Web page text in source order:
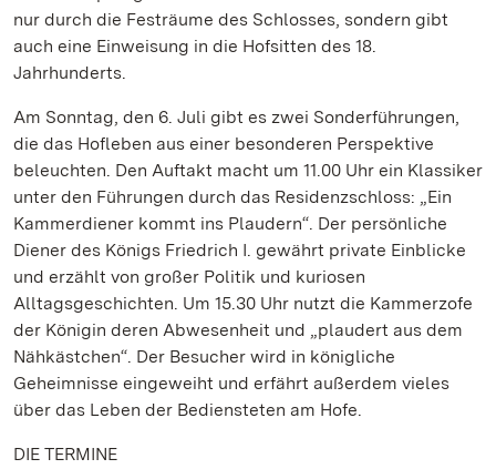
nur durch die Festräume des Schlosses, sondern gibt
auch eine Einweisung in die Hofsitten des 18.
Jahrhunderts.
Am Sonntag, den 6. Juli gibt es zwei Sonderführungen,
die das Hofleben aus einer besonderen Perspektive
beleuchten. Den Auftakt macht um 11.00 Uhr ein Klassiker
unter den Führungen durch das Residenzschloss: „Ein
Kammerdiener kommt ins Plaudern“. Der persönliche
Diener des Königs Friedrich I. gewährt private Einblicke
und erzählt von großer Politik und kuriosen
Alltagsgeschichten. Um 15.30 Uhr nutzt die Kammerzofe
der Königin deren Abwesenheit und „plaudert aus dem
Nähkästchen“. Der Besucher wird in königliche
Geheimnisse eingeweiht und erfährt außerdem vieles
über das Leben der Bediensteten am Hofe.
DIE TERMINE